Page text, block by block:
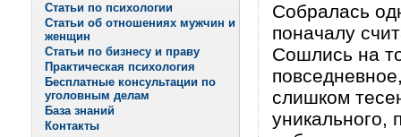
Статьи по психологии
Статьи об отношениях мужчин и
женщин
Статьи по бизнесу и праву
Практическая психология
Бесплатные консультации по
уголовным делам
База знаний
Контакты
Собралась
поначалу
Сошлись на
слишком
уникального,